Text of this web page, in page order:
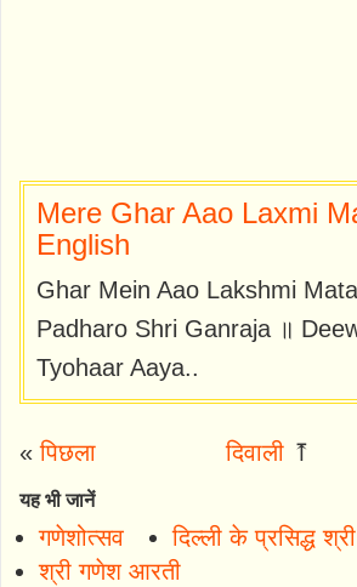
Mere Ghar Aao Laxmi
English
Ghar Mein Aao Lakshmi
Padharo Shri Ganraja ॥
Tyohaar Aaya..
«पिछला दिवाली ⤒
यह भी जानें
गणेशोत्सव
दिल्ली के प्रसिद्ध
श्री गणेश आरती